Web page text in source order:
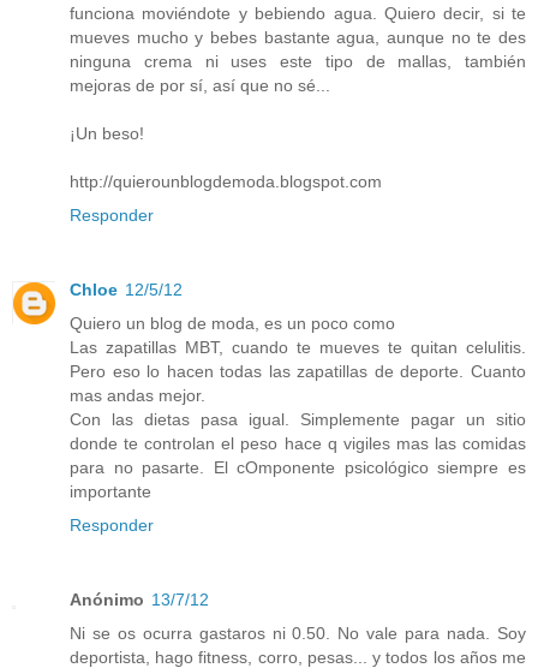
funciona moviéndote y bebiendo agua. Quiero decir, si te
mueves mucho y bebes bastante agua, aunque no te des
ninguna crema ni uses este tipo de mallas, también
mejoras de por sí, así que no sé...
¡Un beso!
http://quierounblogdemoda.blogspot.com
Responder
Chloe 12/5/12
Quiero un blog de moda, es un poco como
Las zapatillas MBT, cuando te mueves te quitan celulitis.
Pero eso lo hacen todas las zapatillas de deporte. Cuanto
mas andas mejor.
Con las dietas pasa igual. Simplemente pagar un sitio
donde te controlan el peso hace q vigiles mas las comidas
para no pasarte. El cOmponente psicológico siempre es
importante
Responder
Anónimo 13/7/12
Ni se os ocurra gastaros ni 0.50. No vale para nada. Soy
deportista, hago fitness, corro, pesas... y todos los años me